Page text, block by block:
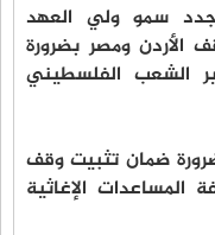
جدد سمو ولي العهد
الأردن ومصر بضرورة
الشعب الفلسطيني
ضمان تثبيت وقف
المساعدات الإغاثية